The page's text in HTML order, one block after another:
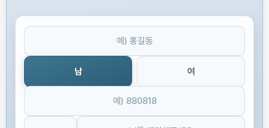
남 여